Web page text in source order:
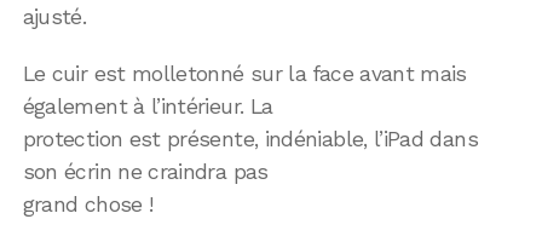
ajusté.
Le cuir est molletonné sur la face avant mais
également à l’intérieur. La
protection est présente, indéniable, l’iPad dans
son écrin ne craindra pas
grand chose !